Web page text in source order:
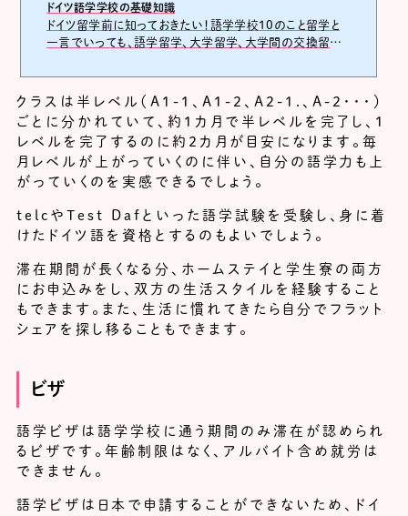
ドイツ語学学校の基礎知識
ドイツ留学前に知っておきたい！語学学校10のこと留学と
一言でいっても、語学留学、大学留学、大学間の交換留学、
の中でも短期から...
クラスは半レベル（A1-1、A1-2、A2-1.、A-2・・・）
ごとに分かれていて、約１カ月で半レベルを完了し、1
レベルを完了するのに約２カ月が目安になります。毎
月レベルが上がっていくのに伴い、自分の語学力も上
がっていくのを実感できるでしょう。
telcやTest Dafといった語学試験を受験し、身に着
けたドイツ語を資格とするのもよいでしょう。
滞在期間が長くなる分、ホームステイと学生寮の両方
にお申込みをし、双方の生活スタイルを経験すること
もできます。また、生活に慣れてきたら自分でフラット
シェアを探し移ることもできます。
ビザ
語学ビザは語学学校に通う期間のみ滞在が認められ
るビザです。年齢制限はなく、アルバイト含め就労は
できません。
語学ビザは日本で申請することができないため、ドイ